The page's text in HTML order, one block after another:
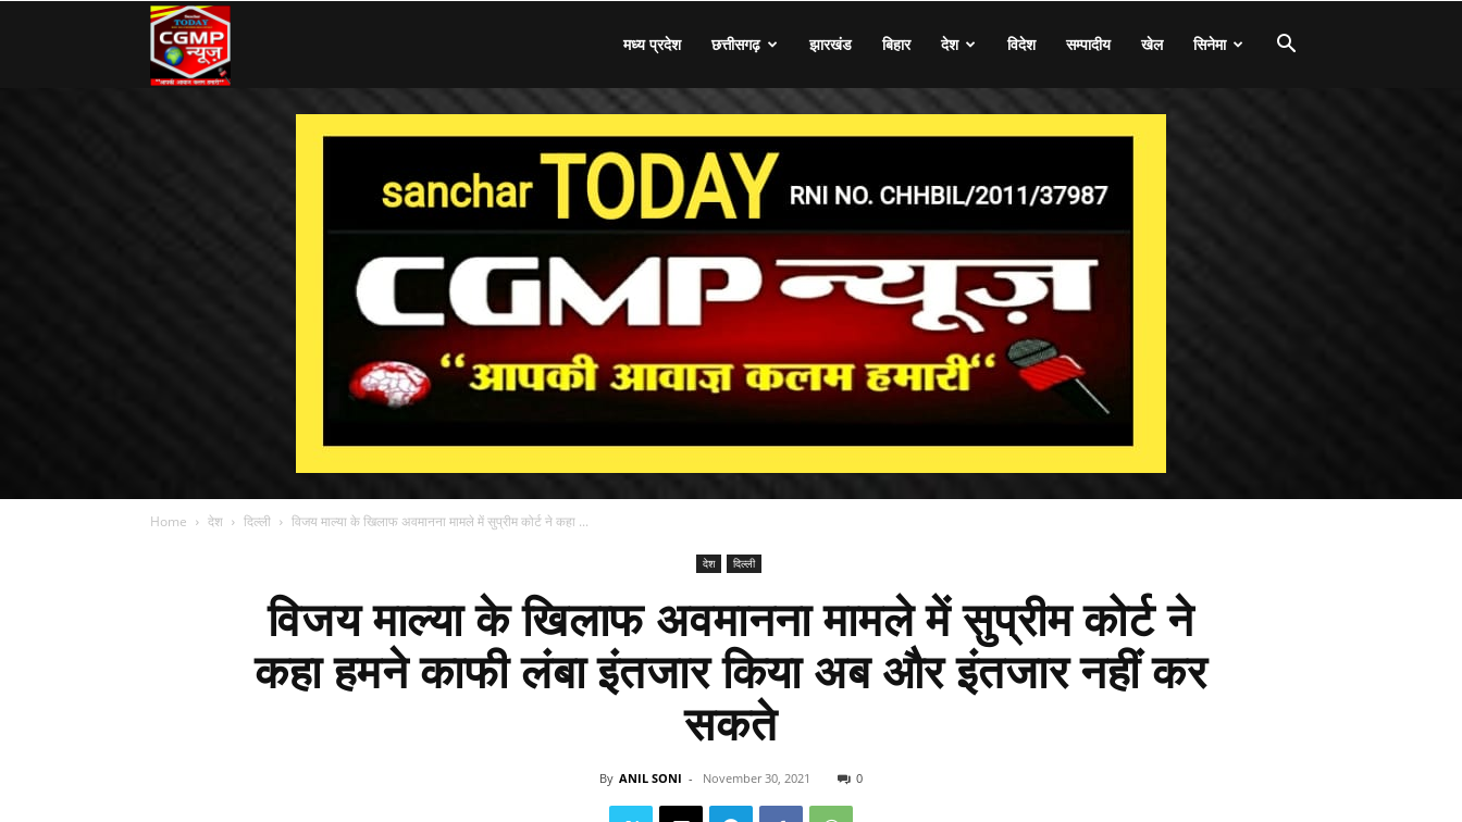
मध्य प्रदेश छत्तीसगढ़ झारखंड बिहार देश विदेश सम्पादीय खेल सिनेमा
Home देश दिल्ली विजय माल्या के खिलाफ अवमानना मामले में सुप्रीम कोर्ट ने कहा ...
देश दिल्ली
विजय माल्या के खिलाफ अवमानना मामले में सुप्रीम कोर्ट ने
कहा हमने काफी लंबा इंतजार किया अब और इंतजार नहीं कर
सकते
By ANIL SONI - November 30, 2021 0